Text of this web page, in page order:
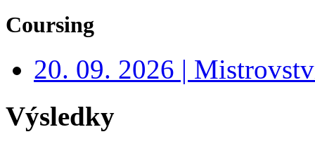
Coursing
20. 09. 2026 |
Výsledky